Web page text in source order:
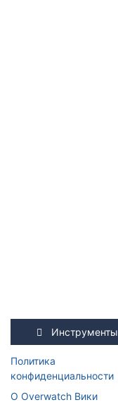
Инструменты
Политика
конфиденциальности
О Overwatch Вики